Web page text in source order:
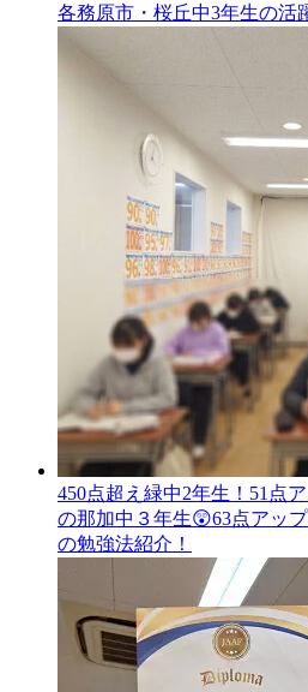
各務原市・桜丘中3年生の活
450点超え緑中2年生！51点
の那加中３年生😲63点アッ
の勉強法紹介！